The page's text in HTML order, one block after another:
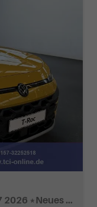
LIFE 1.5 eTSI 116PS/85kW DSG7 2026 *Neues Modell*